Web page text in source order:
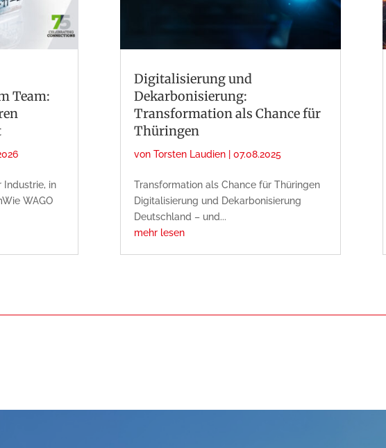
Team:
Industrie, in
WAGO
Digitalisierung und
Dekarbonisierung:
Transformation als Chance für
Thüringen
von Torsten Laudien| 07.08.2025
Transformation als Chance für Thüringen
Digitalisierung und Dekarbonisierung
Deutschland – und...
mehr lesen